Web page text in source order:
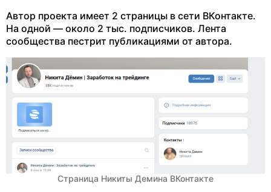
Автор проекта имеет 2 страницы в сети ВКонтакте.
На одной — около 2 тыс. подписчиков. Лента
сообщества пестрит публикациями от автора.
Страница Никиты Демина ВКонтакте